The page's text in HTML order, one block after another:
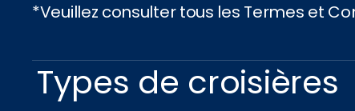
*Veuillez consulter tous les Termes et
Types de croisières